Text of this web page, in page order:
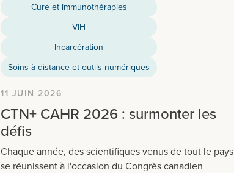
Cure et immunothérapies
VIH
Incarcération
Soins à distance et outils numériques
11 JUIN 2026
CTN+ CAHR 2026 : surmonter les
défis
Chaque année, des scientifiques venus de tout le pays
se réunissent à l'occasion du Congrès canadien